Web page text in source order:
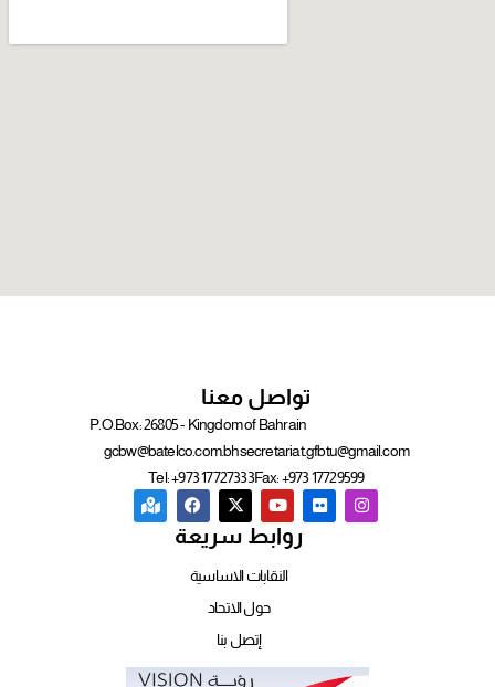
تواصل معنا
P.O.Box: 26805 - Kingdom of Bahrain
gcbw@batelco.com.bhsecretariat.gfbtu@gmail.com
Tel: +973 17727333Fax: +973 17729599
روابط سريعة
النقابات الاساسية
حول الاتحاد
إتصل بنا